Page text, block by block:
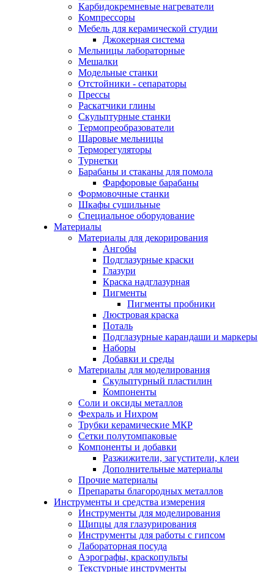
Карбидокремневые нагреватели
Компрессоры
Мебель для керамической студии
Джокерная система
Мельницы лабораторные
Мешалки
Модельные станки
Отстойники - сепараторы
Прессы
Раскатчики глины
Скульптурные станки
Термопреобразователи
Шаровые мельницы
Терморегуляторы
Турнетки
Барабаны и стаканы для помола
Фарфоровые барабаны
Формовочные станки
Шкафы сушильные
Специальное оборудование
Материалы
Материалы для декорирования
Ангобы
Подглазурные краски
Глазури
Краска надглазурная
Пигменты
Пигменты пробники
Люстровая краска
Поталь
Подглазурные карандаши и маркеры
Наборы
Добавки и среды
Материалы для моделирования
Скульптурный пластилин
Компоненты
Соли и оксиды металлов
Фехраль и Нихром
Трубки керамические МКР
Сетки полутомпаковые
Компоненты и добавки
Разжижители, загустители, клеи
Дополнительные материалы
Прочие материалы
Препараты благородных металлов
Инструменты и средства измерения
Инструменты для моделирования
Щипцы для глазурирования
Инструменты для работы с гипсом
Лабораторная посуда
Аэрографы, краскопульты
Текстурные инструменты